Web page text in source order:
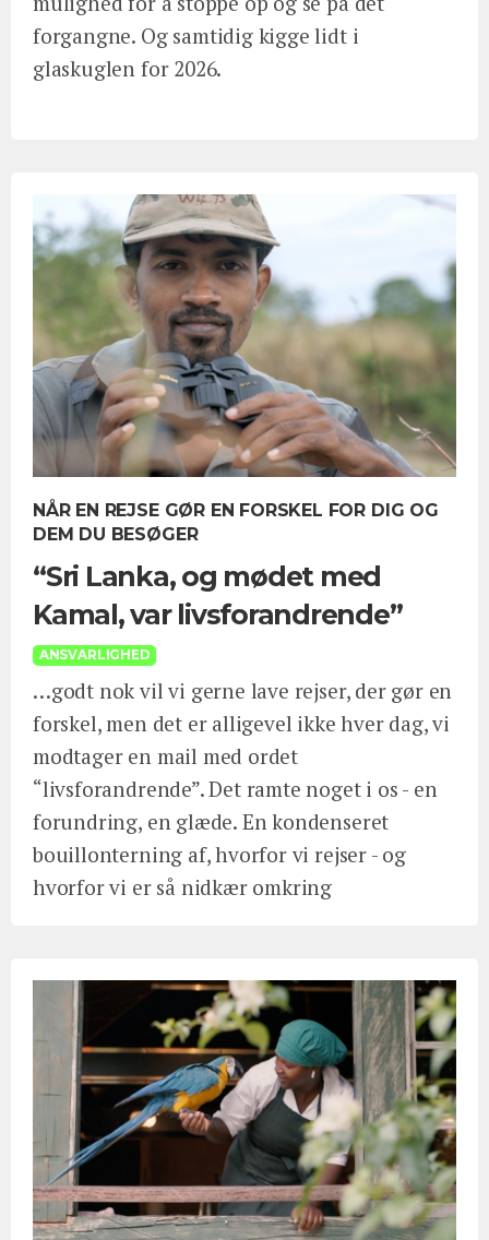
forgangne. Og samtidig kigge lidt i
glaskuglen for 2026.
NÅR EN REJSE GØR EN FORSKEL FOR DIG OG
DEM DU BESØGER
“Sri Lanka, og mødet med
Kamal, var livsforandrende”
ANSVARLIGHED
…godt nok vil vi gerne lave rejser, der gør en
forskel, men det er alligevel ikke hver dag, vi
modtager en mail med ordet
“livsforandrende”. Det ramte noget i os - en
forundring, en glæde. En kondenseret
bouillonterning af, hvorfor vi rejser - og
hvorfor vi er så nidkær omkring